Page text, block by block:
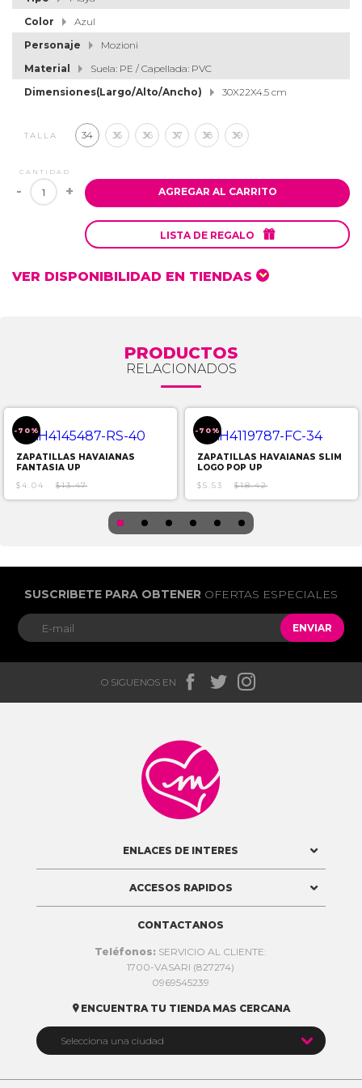
Color
Azul
Personaje
Mozioni
Material
Suela: PE / Capellada: PVC
Dimensiones(Largo/Alto/Ancho)
30X22X4.5 cm
TALLA 34 35 36 37 38 39
CANTIDAD
- + AGREGAR AL CARRITO
LISTA DE REGALO 
VER DISPONIBILIDAD EN TIENDAS
PRODUCTOS
RELACIONADOS
-70%
ZAPATILLAS HAVAIANAS
FANTASIA UP
$4.04
$13.47
-70%
ZAPATILLAS HAVAIANAS SLIM
LOGO POP UP
$5.53
$18.42
SUSCRIBETE PARA OBTENER OFERTAS ESPECIALES
ENVIAR
O SIGUENOS EN   

ENLACES DE INTERES
ACCESOS RAPIDOS
CONTACTANOS
Teléfonos: SERVICIO AL CLIENTE:
1700-VASARI (827274)
0969545239
 ENCUENTRA TU TIENDA MAS CERCANA
Selecciona una ciudad 